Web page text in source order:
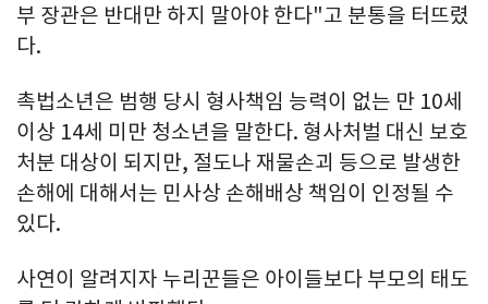
부 장관은 반대만 하지 말아야 한다"고 분통을 터뜨렸
다.
촉법소년은 범행 당시 형사책임 능력이 없는 만 10세
이상 14세 미만 청소년을 말한다. 형사처벌 대신 보호
처분 대상이 되지만, 절도나 재물손괴 등으로 발생한
손해에 대해서는 민사상 손해배상 책임이 인정될 수
있다.
사연이 알려지자 누리꾼들은 아이들보다 부모의 태도